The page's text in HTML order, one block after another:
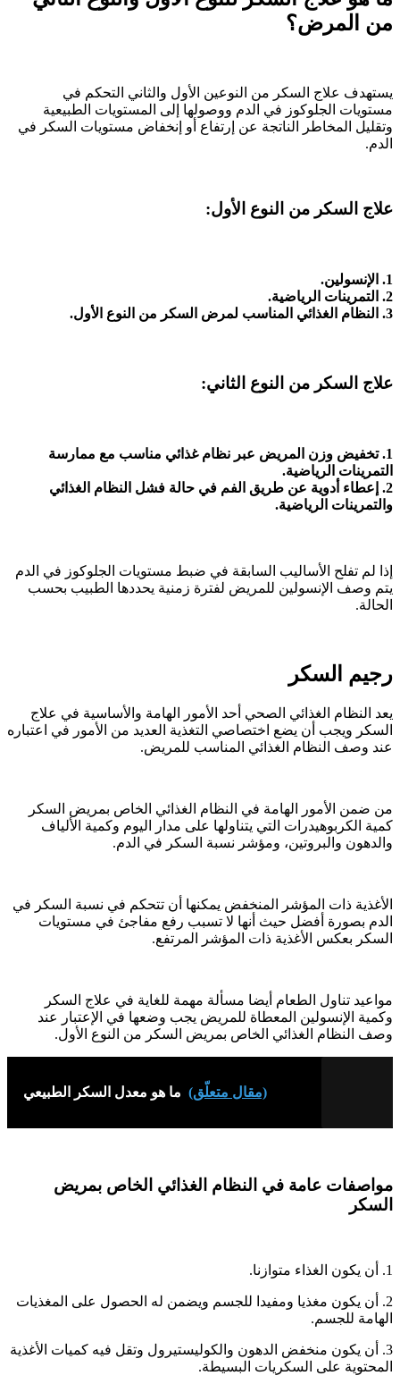
من المرض؟
يستهدف علاج السكر من النوعين الأول والثاني التحكم في
مستويات الجلوكوز في الدم ووصولها إلى المستويات الطبيعية
وتقليل المخاطر الناتجة عن إرتفاع أو إنخفاض مستويات السكر في
الدم.
علاج السكر من النوع الأول:
1. الإنسولين.
2. التمرينات الرياضية.
3. النظام الغذائي المناسب لمرض السكر من النوع الأول.
علاج السكر من النوع الثاني:
1. تخفيض وزن المريض عبر نظام غذائي مناسب مع ممارسة
التمرينات الرياضية.
2. إعطاء أدوية عن طريق الفم في حالة فشل النظام الغذائي
والتمرينات الرياضية.
إذا لم تفلح الأساليب السابقة في ضبط مستويات الجلوكوز في الدم
يتم وصف الإنسولين للمريض لفترة زمنية يحددها الطبيب بحسب
الحالة.
رجيم السكر
يعد النظام الغذائي الصحي أحد الأمور الهامة والأساسية في علاج
السكر ويجب أن يضع اختصاصي التغذية العديد من الأمور في اعتباره
عند وصف النظام الغذائي المناسب للمريض.
من ضمن الأمور الهامة في النظام الغذائي الخاص بمريض السكر
كمية الكربوهيدرات التي يتناولها على مدار اليوم وكمية الألياف
والدهون والبروتين، ومؤشر نسبة السكر في الدم.
الأغذية ذات المؤشر المنخفض يمكنها أن تتحكم في نسبة السكر في
الدم بصورة أفضل حيث أنها لا تسبب رفع مفاجئ في مستويات
السكر بعكس الأغذية ذات المؤشر المرتفع.
مواعيد تناول الطعام أيضا مسألة مهمة للغاية في علاج السكر
وكمية الإنسولين المعطاة للمريض يجب وضعها في الإعتبار عند
وصف النظام الغذائي الخاص بمريض السكر من النوع الأول.
(مقال متعلّق) ما هو معدل السكر الطبيعي
مواصفات عامة في النظام الغذائي الخاص بمريض
السكر
1. أن يكون الغذاء متوازنا.
2. أن يكون مغذيا ومفيدا للجسم ويضمن له الحصول على المغذيات
الهامة للجسم.
3. أن يكون منخفض الدهون والكوليستيرول وتقل فيه كميات الأغذية
المحتوية على السكريات البسيطة.